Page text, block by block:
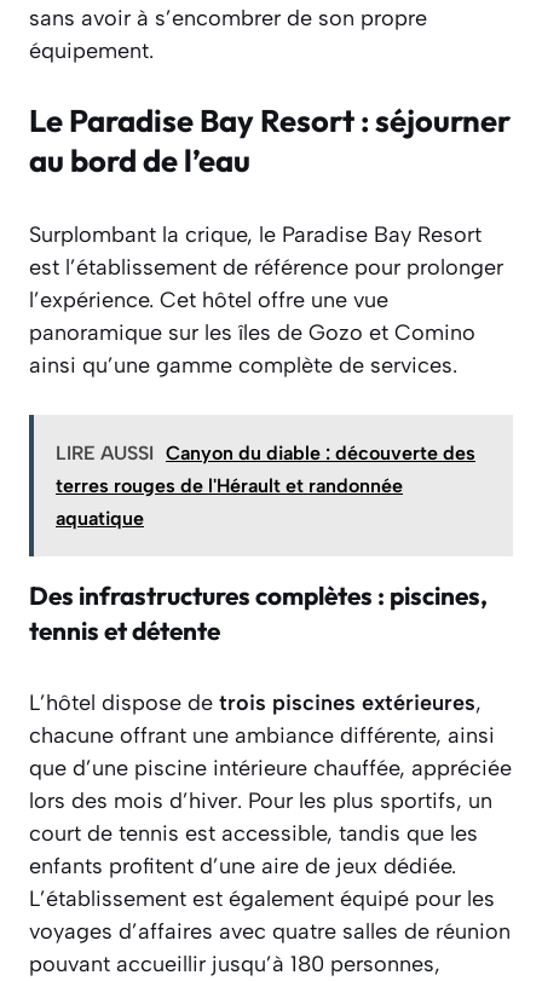
sans avoir à s’encombrer de son propre
équipement.
Le Paradise Bay Resort : séjourner
au bord de l’eau
Surplombant la crique, le Paradise Bay Resort
est l’établissement de référence pour prolonger
l’expérience. Cet hôtel offre une vue
panoramique sur les îles de Gozo et Comino
ainsi qu’une gamme complète de services.
LIRE AUSSI Canyon du diable : découverte des
terres rouges de l'Hérault et randonnée
aquatique
Des infrastructures complètes : piscines,
tennis et détente
L’hôtel dispose de trois piscines extérieures,
chacune offrant une ambiance différente, ainsi
que d’une piscine intérieure chauffée, appréciée
lors des mois d’hiver. Pour les plus sportifs, un
court de tennis est accessible, tandis que les
enfants profitent d’une aire de jeux dédiée.
L’établissement est également équipé pour les
voyages d’affaires avec quatre salles de réunion
pouvant accueillir jusqu’à 180 personnes,